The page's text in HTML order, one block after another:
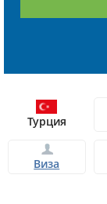
Турция
Виза